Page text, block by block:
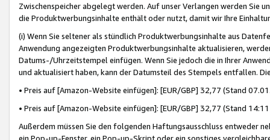
Zwischenspeicher abgelegt werden. Auf unser Verlangen werden Sie
die Produktwerbungsinhalte enthält oder nutzt, damit wir Ihre
(i) Wenn Sie seltener als stündlich Produktwerbungsinhalte aus
Anwendung angezeigten Produktwerbungsinhalte aktualisieren,
Datums-/Uhrzeitstempel einfügen. Wenn Sie jedoch die in Ihrer
und aktualisiert haben, kann der Datumsteil des Stempels entfallen.
• Preis auf [Amazon-Website einfügen]: [EUR/GBP] 32,77 (Stand
• Preis auf [Amazon-Website einfügen]: [EUR/GBP] 32,77 (Stand
Außerdem müssen Sie den folgenden Haftungsausschluss entweder
ein Pop-up-Fenster, ein Pop-up-Skript oder ein sonstiges